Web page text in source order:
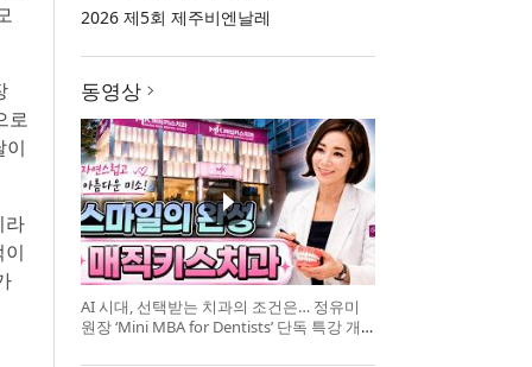
로
이
라
2026 제5회 제주비엔날레
동영상
AI 시대, 선택받는 치과의 조건은… 정유미
원장 ‘Mini MBA for Dentists’ 단독 특강 개